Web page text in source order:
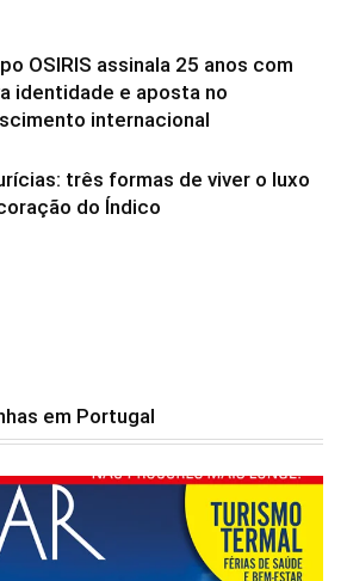
OSIRIS assinala 25 anos com
identidade e aposta no
internacional
três formas de viver o luxo
do Índico
em Portugal